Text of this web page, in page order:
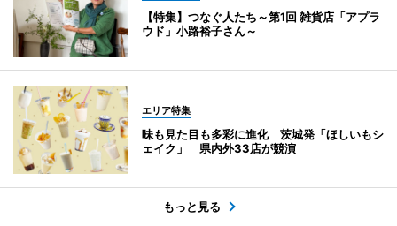
【特集】つなぐ人たち～第1回 雑貨店「アプラ
ウド」小路裕子さん～
エリア特集
味も見た目も多彩に進化 茨城発「ほしいもシ
ェイク」 県内外33店が競演
もっと見る